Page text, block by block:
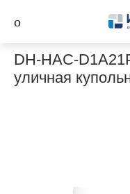
DH-HAC-
уличная